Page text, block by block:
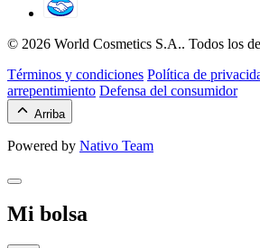
© 2026 World Cosmetics S.A.. Todos los
Términos y condiciones Política de
arrepentimiento Defensa del consumidor
Arriba
Powered by Nativo Team
Mi bolsa